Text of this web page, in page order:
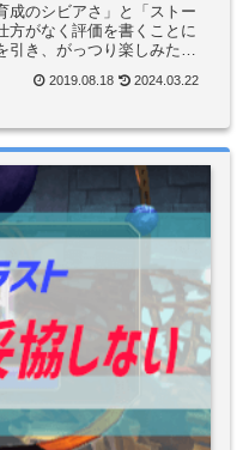
成のシビアさ」と「ストー
方がなく評価を書くことに
き、がっつり楽しみたい
2019.08.18 2024.03.22